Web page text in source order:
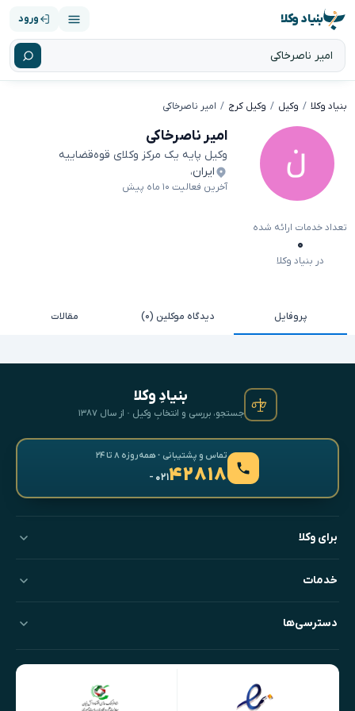
بنیاد وکلا ورود
بنیاد وکلا وکیل وکیل کرج امیر ناصرخاکی
امیر ناصرخاکی
وکیل پایه یک مرکز وکلای قوه‌قضاییه
ایران،
آخرین فعالیت ۱۰ ماه پیش
تعداد خدمات ارائه شده
۰
در بنیاد وکلا
پروفایل دیدگاه موکلین (۰) مقالات
بنیادِ وکلا
جستجو، بررسی و انتخابِ وکیل · از سال ۱۳۸۷
تماس و پشتیبانی · همه‌روزه ۸ تا ۲۴
۴۲۸۱۸- ۰۲۱
برای وکلا
خدمات
دسترسی‌ها